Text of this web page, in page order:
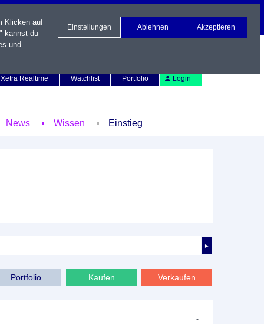
Xetra Realtime
Watchlist Portfolio Login
News Wissen Einstieg
►
Verkaufen
Kaufen
Portfolio
-
Klicken auf
kannst du
und
Einstellungen Ablehnen Akzeptieren